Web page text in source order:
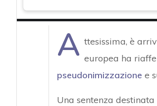
A ttesissima, è
europea ha
pseudonimizzazione e
Una sentenza